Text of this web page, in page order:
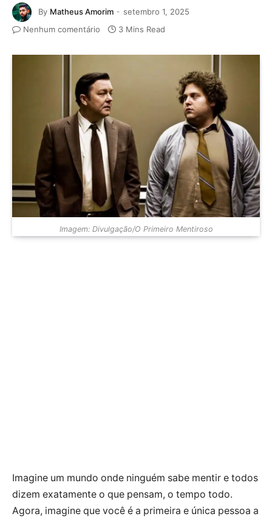
By Matheus Amorim
setembro 1, 2025
Nenhum comentário
3 Mins Read
Imagem: Divulgação/O Primeiro Mentiroso
Imagine um mundo onde ninguém sabe mentir e todos
dizem exatamente o que pensam, o tempo todo.
Agora, imagine que você é a primeira e única pessoa a